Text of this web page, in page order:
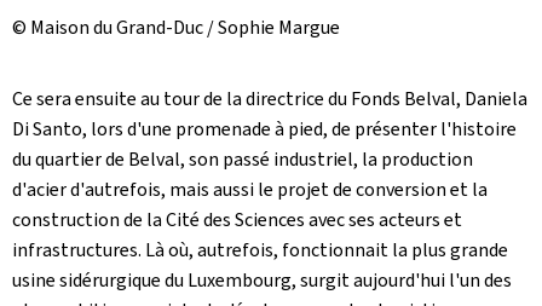
© Maison du Grand-Duc / Sophie Margue
Ce sera ensuite au tour de la directrice du Fonds Belval, Daniela
Di Santo, lors d'une promenade à pied, de présenter l'histoire
du quartier de Belval, son passé industriel, la production
d'acier d'autrefois, mais aussi le projet de conversion et la
construction de la Cité des Sciences avec ses acteurs et
infrastructures. Là où, autrefois, fonctionnait la plus grande
usine sidérurgique du Luxembourg, surgit aujourd'hui l'un des